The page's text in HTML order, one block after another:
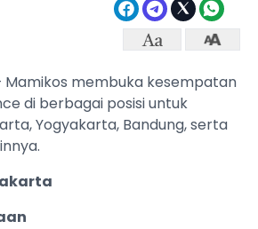
Mamikos membuka kesempatan
di berbagai posisi untuk
Yogyakarta, Bandung, serta